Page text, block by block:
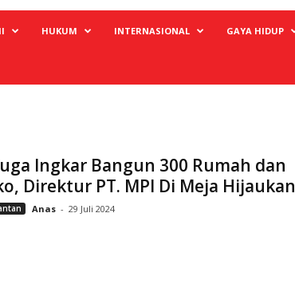
HUKUM INTERNASIONAL GAYA HIDUP
Ingkar Bangun 300 Rumah dan
Direktur PT. MPI Di Meja Hijaukan
Anas - 29 Juli 2024